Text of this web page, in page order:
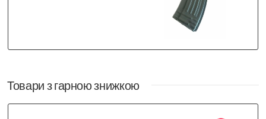
Товари з гарною знижкою